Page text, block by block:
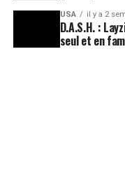
USA il y a 2
D.A.S.H. :
seul et en